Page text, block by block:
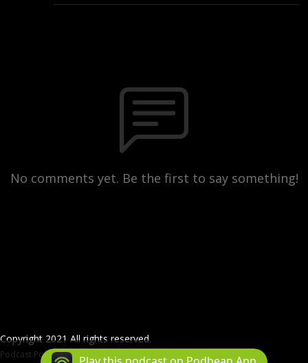
No comments yet. Be the first to say something!
Copyright 2021 All rights reserved.
Podcast Powered ByPodbean